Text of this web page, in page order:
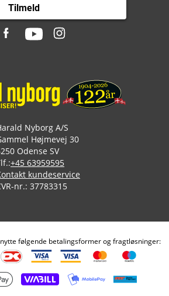
Tilmeld
Nyborg A/S
Højmevej 30
Odense SV
+45 63959595
kundeservice
nr.: 37783315
følgende betalingsformer og fragtløsninger: